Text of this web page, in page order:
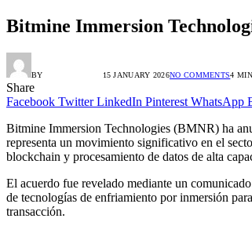
Bitmine Immersion
BY 15 JANUARY 2026NO COMMENTS4
Share
Facebook Twitter LinkedIn Pinterest WhatsApp
Bitmine Immersion Technologies (BMNR) ha
representa un movimiento significativo en el
blockchain y procesamiento de datos de alta
El acuerdo fue revelado mediante un
de tecnologías de enfriamiento por inmersión
transacción.